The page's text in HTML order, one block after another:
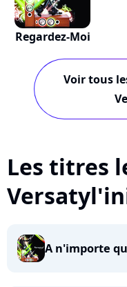
Regardez-Moi
Voir tous
Les titres
A n'importe